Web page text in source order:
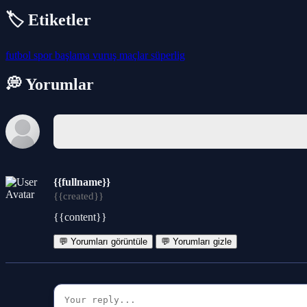
🏷️ Etiketler
futbol sporbaşlama vuruş maçlarsüperlig
💭 Yorumlar
{{fullname}}
{{created}}
{{content}}
💬 Yorumları görüntüle 💬 Yorumları gizle